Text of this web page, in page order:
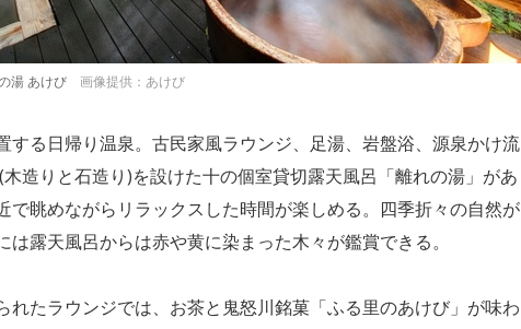
湯 あけび 画像提供：あけび
する日帰り温泉。古民家風ラウンジ、足湯、岩盤浴、源泉かけ流
造りと石造り)を設けた十の個室貸切露天風呂「離れの湯」があ
で眺めながらリラックスした時間が楽しめる。四季折々の自然が
は露天風呂からは赤や黄に染まった木々が鑑賞できる。
れたラウンジでは、お茶と鬼怒川銘菓「ふる里のあけび」が味わ